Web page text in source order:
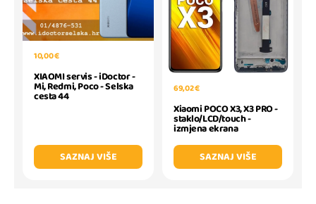
10,00 €
XIAOMI servis - iDoctor -
Mi, Redmi, Poco - Selska
cesta 44
SAZNAJ VIŠE
69,02 €
Xiaomi POCO X3, X3 PRO -
staklo/LCD/touch -
izmjena ekrana
SAZNAJ VIŠE